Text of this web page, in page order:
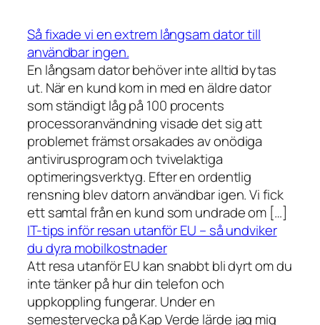
Så fixade vi en extrem långsam dator till
användbar ingen.
En långsam dator behöver inte alltid bytas
ut. När en kund kom in med en äldre dator
som ständigt låg på 100 procents
processoranvändning visade det sig att
problemet främst orsakades av onödiga
antivirusprogram och tvivelaktiga
optimeringsverktyg. Efter en ordentlig
rensning blev datorn användbar igen. Vi fick
ett samtal från en kund som undrade om […]
IT-tips inför resan utanför EU – så undviker
du dyra mobilkostnader
Att resa utanför EU kan snabbt bli dyrt om du
inte tänker på hur din telefon och
uppkoppling fungerar. Under en
semestervecka på Kap Verde lärde jag mig